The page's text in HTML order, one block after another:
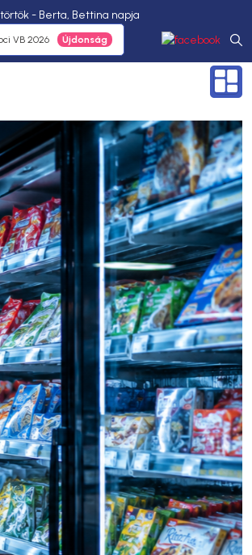
- Berta, Bettina napja
VB 2026